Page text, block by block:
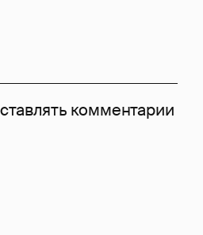
комментарии